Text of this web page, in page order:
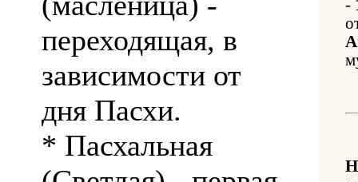
переходящая, в
зависимости от
дня Пасхи.
* Пасхальная
-